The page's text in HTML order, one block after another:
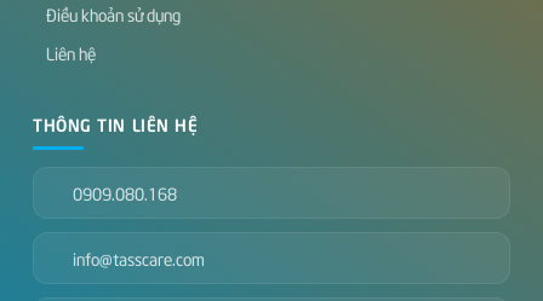
Số 3/47 Đường Thành Thái, Phường Diên Hồng, Thành phố
375 Trần Hưng Đạo, Phường Tuy Hòa, Tỉnh Đắk Lắk .